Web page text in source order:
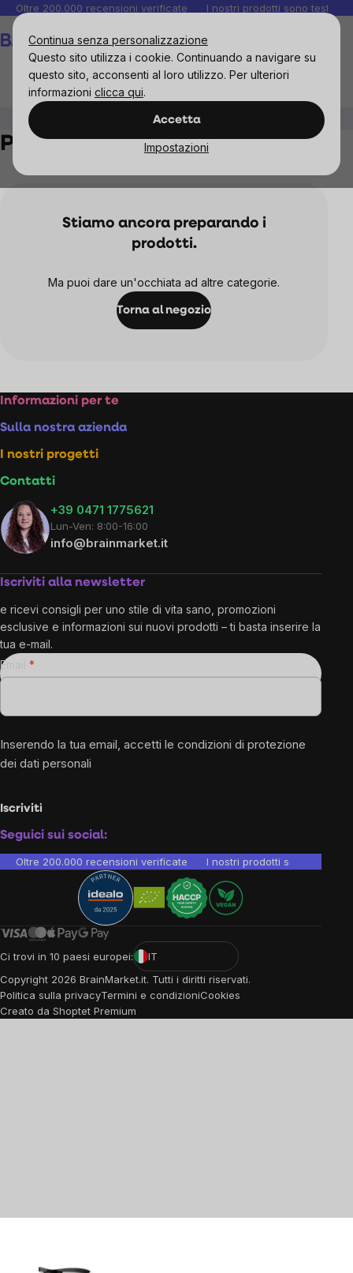
Continua senza personalizzazione
Questo sito utilizza i cookie. Continuando a navigare su
questo sito, acconsenti al loro utilizzo. Per ulteriori
informazioni clicca qui.
Accetta
Impostazioni
Salta
contenuto
Oltre 200.000 recensioni verificate I nostri prodotti sono testati
Burro di noci Peanut
Peanut
Stiamo ancora preparando i
prodotti.
Ma puoi dare un'occhiata ad altre categorie.
Torna al negozio
Footer
Informazioni per te
Sulla nostra azienda
I nostri progetti
Contatti
+39 0471 1775621
Lun-Ven: 8:00-16:00
info@brainmarket.it
Iscriviti alla newsletter
e ricevi consigli per uno stile di vita sano, promozioni
esclusive e informazioni sui nuovi prodotti – ti basta inserire la
tua e-mail.
Email
Inserendo la tua email, accetti le condizioni di protezione
dei dati personali
Iscriviti
Seguici sui social:
Oltre 200.000 recensioni verificate I nostri prodotti sono testati
Ci trovi in 10 paesi europei:
IT
Copyright 2026 BrainMarket.it. Tutti i diritti riservati.
Politica sulla privacyTermini e condizioniCookies
Creato da Shoptet Premium